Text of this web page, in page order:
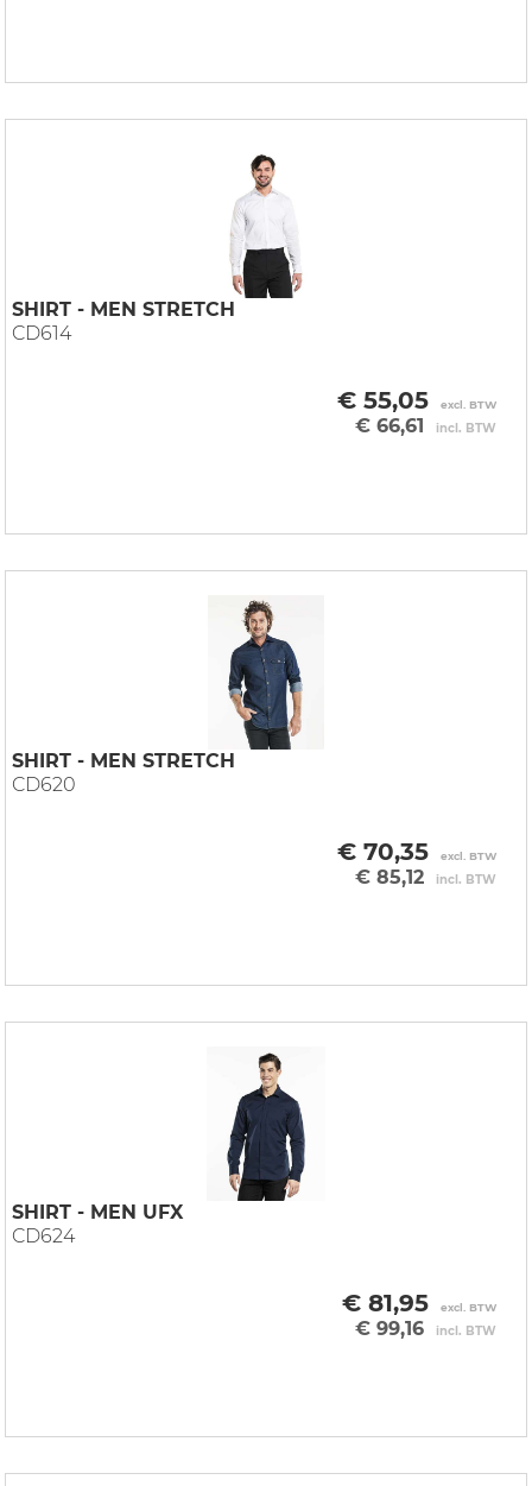
SHIRT - MEN STRETCH
CD614
€ 55,05 excl. BTW
€ 66,61 incl. BTW
SHIRT - MEN STRETCH
CD620
€ 70,35 excl. BTW
€ 85,12 incl. BTW
SHIRT - MEN UFX
CD624
€ 81,95 excl. BTW
€ 99,16 incl. BTW